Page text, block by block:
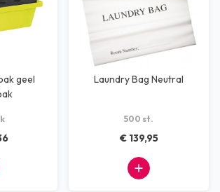
geel
Laundry Bag Neutral
500 st.
€ 139,95